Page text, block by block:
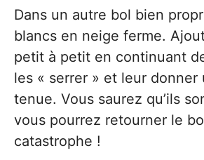
Dans un autre bol bien
blancs en neige ferme.
petit à petit en continuant
les « serrer » et leur donner
tenue. Vous saurez qu’ils
vous pourrez retourner le
catastrophe !